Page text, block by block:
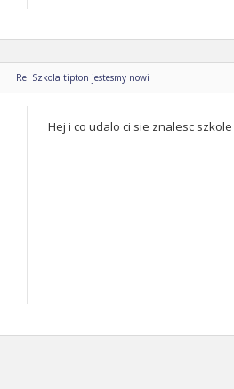
Re: Szkola tipton jestesmy nowi
Hej i co udalo ci sie znalesc